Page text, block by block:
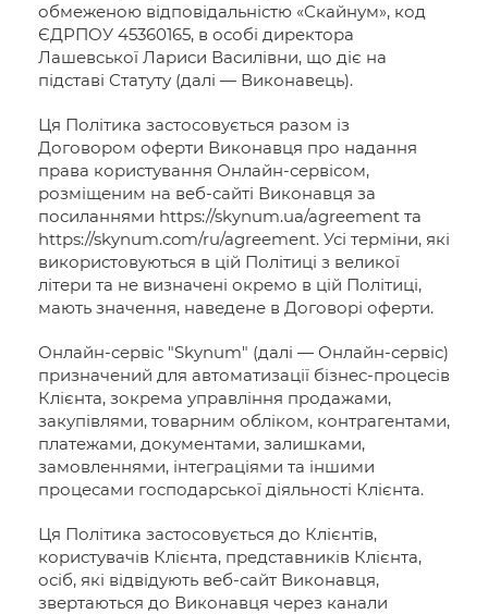
обмеженою відповідальністю «Скайнум», код
ЄДРПОУ 45360165, в особі директора
Лашевської Лариси Василівни, що діє на
підставі Статуту (далі — Виконавець).
Ця Політика застосовується разом із
Договором оферти Виконавця про надання
права користування Онлайн-сервісом,
розміщеним на веб-сайті Виконавця за
посиланнями https://skynum.ua/agreement та
https://skynum.com/ru/agreement. Усі терміни, які
використовуються в цій Політиці з великої
літери та не визначені окремо в цій Політиці,
мають значення, наведене в Договорі оферти.
Онлайн-сервіс "Skynum" (далі — Онлайн-сервіс)
призначений для автоматизації бізнес-процесів
Клієнта, зокрема управління продажами,
закупівлями, товарним обліком, контрагентами,
платежами, документами, залишками,
замовленнями, інтеграціями та іншими
процесами господарської діяльності Клієнта.
Ця Політика застосовується до Клієнтів,
користувачів Клієнта, представників Клієнта,
осіб, які відвідують веб-сайт Виконавця,
звертаються до Виконавця через канали